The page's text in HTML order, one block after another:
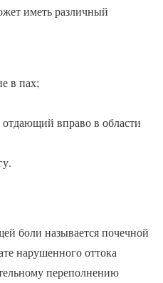
иметь различный
в пах;
вправо в области
боли называется почечной
нарушенного оттока
переполнению